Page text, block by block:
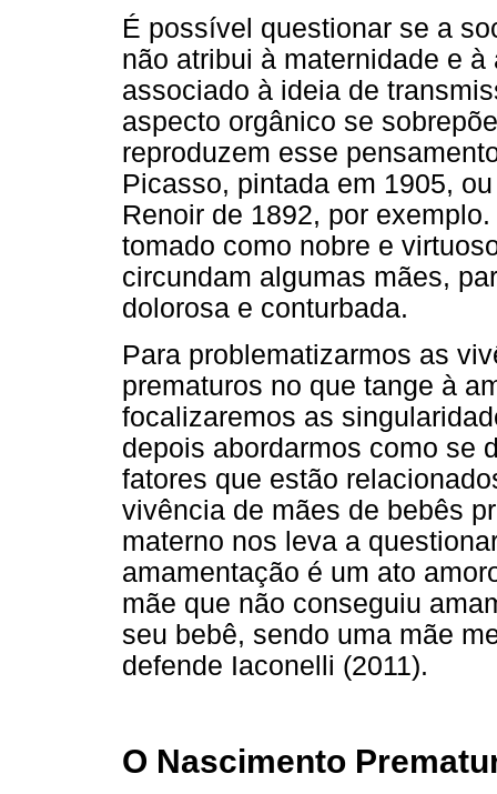
É possível questionar se a
não atribui à maternidade e
associado à ideia de
aspecto orgânico se
reproduzem esse
Picasso, pintada em 1905,
Renoir de 1892, por
tomado como nobre e
circundam algumas mães,
dolorosa e conturbada.
Para problematizarmos as
prematuros no que tange à
focalizaremos as
depois abordarmos como se
fatores que estão
vivência de mães de bebês
materno nos leva a
amamentação é um ato
mãe que não conseguiu
seu bebê, sendo uma mãe
defende Iaconelli (2011).
O Nascimento